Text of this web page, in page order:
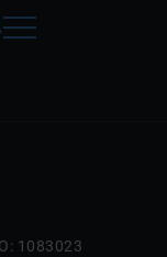
1083023